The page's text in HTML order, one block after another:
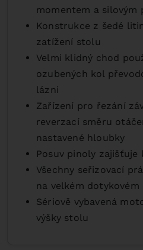
momentem a silovým
Konstrukce z šedé
zatížení stolu
Velmi klidný chod
ozubených kol
lázni
Zařízení pro řezání
reverzací směru
nastavené hloubky
Posuv pinoly
Všechny seřizovací
na velkém dotykovém
Sériově vybavená
výšky stolu